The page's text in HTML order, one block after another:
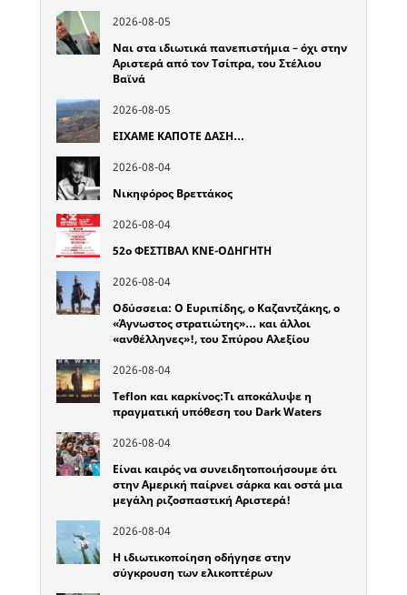
2026-08-05
Ναι στα ιδιωτικά πανεπιστήμια – όχι στην
Αριστερά από τον Τσίπρα, του Στέλιου
Βαϊνά
2026-08-05
ΕΙΧΑΜΕ ΚΑΠΟΤΕ ΔΑΣΗ…
2026-08-04
Νικηφόρος Βρεττάκος
2026-08-04
52o ΦΕΣΤΙΒΑΛ ΚΝΕ-ΟΔΗΓΗΤΗ
2026-08-04
Οδύσσεια: Ο Ευριπίδης, ο Καζαντζάκης, ο
«Άγνωστος στρατιώτης»… και άλλοι
«ανθέλληνες»!, του Σπύρου Αλεξίου
2026-08-04
Teflon και καρκίνος:Τι αποκάλυψε η
πραγματική υπόθεση του Dark Waters
2026-08-04
Είναι καιρός να συνειδητοποιήσουμε ότι
στην Αμερική παίρνει σάρκα και οστά μια
μεγάλη ριζοσπαστική Αριστερά!
2026-08-04
Η ιδιωτικοποίηση οδήγησε στην
σύγκρουση των ελικοπτέρων